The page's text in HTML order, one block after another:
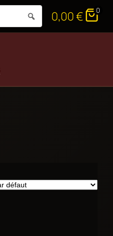
0,00€ 0